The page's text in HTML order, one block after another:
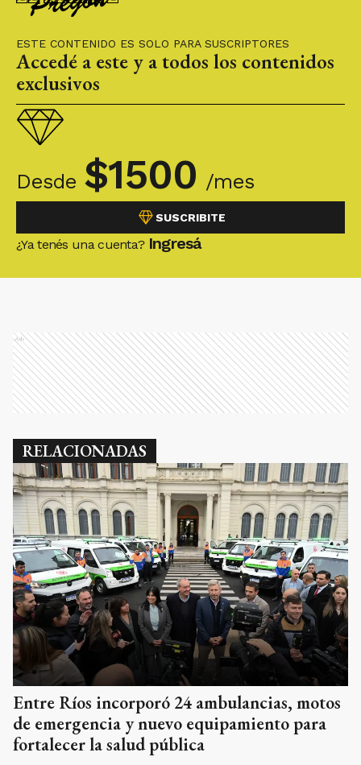
ESTE CONTENIDO ES SOLO PARA SUSCRIPTORES
Accedé a este y a todos los contenidos
exclusivos
Desde $1500 /mes
SUSCRIBITE
¿Ya tenés una cuenta? Ingresá
Ads
RELACIONADAS
Entre Ríos incorporó 24 ambulancias, motos
de emergencia y nuevo equipamiento para
fortalecer la salud pública